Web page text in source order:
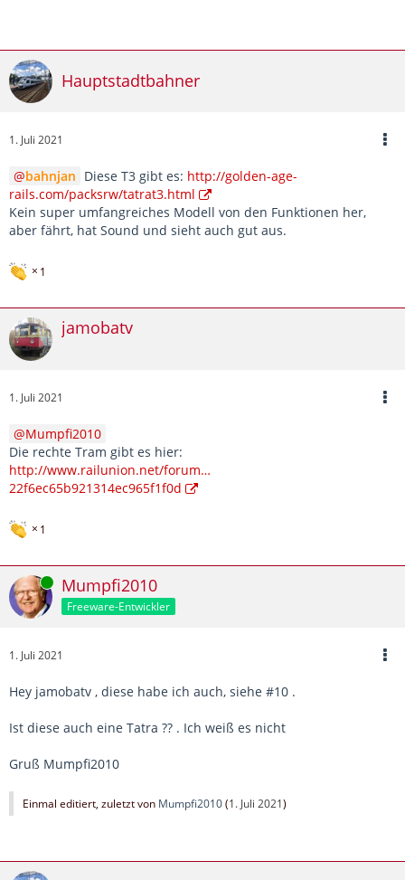
Hauptstadtbahner
1. Juli 2021
bahnjan Diese T3 gibt es: http://golden-age-
rails.com/packsrw/tatrat3.html
Kein super umfangreiches Modell von den Funktionen her,
aber fährt, hat Sound und sieht auch gut aus.
1
jamobatv
1. Juli 2021
Mumpfi2010
Die rechte Tram gibt es hier:
http://www.railunion.net/forum…
22f6ec65b921314ec965f1f0d
1
Online Mumpfi2010
Freeware-Entwickler
1. Juli 2021
Hey jamobatv , diese habe ich auch, siehe #10 .
Ist diese auch eine Tatra ?? . Ich weiß es nicht
Gruß Mumpfi2010
Einmal editiert, zuletzt von Mumpfi2010(1. Juli 2021)